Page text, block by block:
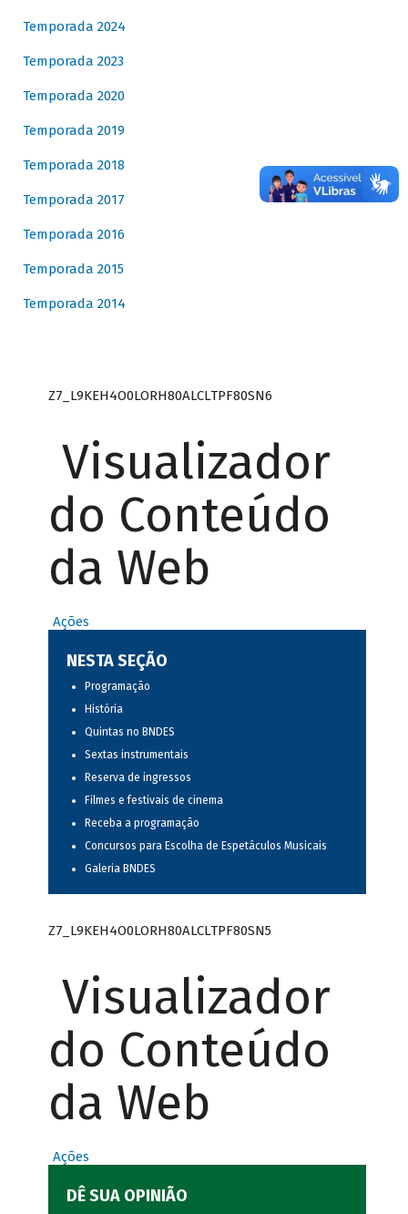
Temporada 2024
Temporada 2023
Temporada 2020
Temporada 2019
Temporada 2018
Temporada 2017
Temporada 2016
Temporada 2015
Temporada 2014
Z7_L9KEH4O0LORH80ALCLTPF80SN6
Visualizador
do Conteúdo
da Web
Ações
NESTA SEÇÃO
Programação
História
Quintas no BNDES
Sextas instrumentais
Reserva de ingressos
Filmes e festivais de cinema
Receba a programação
Concursos para Escolha de Espetáculos Musicais
Galeria BNDES
Z7_L9KEH4O0LORH80ALCLTPF80SN5
Visualizador
do Conteúdo
da Web
Ações
DÊ SUA OPINIÃO